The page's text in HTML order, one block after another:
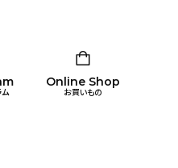
ム
Online Shop
お買いもの